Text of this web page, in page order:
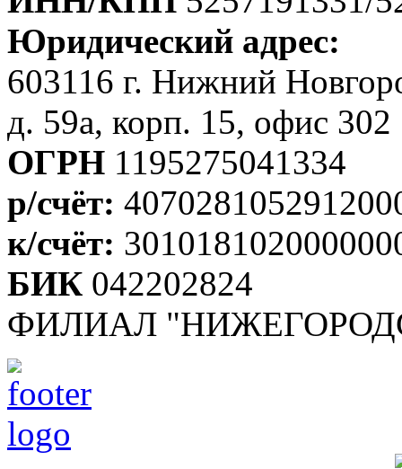
Юридический адрес:
603116 г. Нижний
д. 59а, корп. 15, офис 302
ОГРН 1195275041334
р/счёт:
к/счёт:
БИК 042202824
ФИЛИАЛ